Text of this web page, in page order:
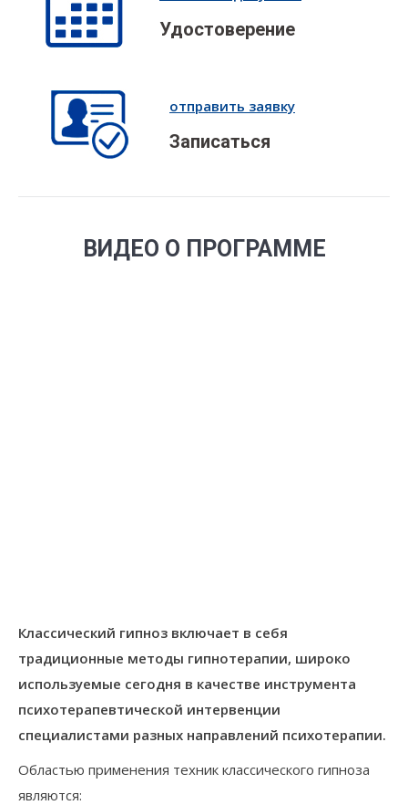
Удостоверение
отправить заявку
Записаться
ВИДЕО О ПРОГРАММЕ
Классический гипноз включает в себя
традиционные методы гипнотерапии, широко
используемые сегодня в качестве инструмента
психотерапевтической интервенции
специалистами разных направлений психотерапии.
Областью применения техник классического гипноза
являются: